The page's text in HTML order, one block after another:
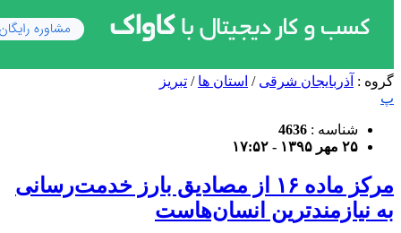
گروه : آذربایجان شرقی / استان ها / تبریز
پ
شناسه : 4636
۲۵ مهر ۱۳۹۵ - ۱۷:۵۲
مرکز ماده ۱۶ از مصادیق بارز خدمت‌رسانی
به نیازمندترین انسان‌هاست